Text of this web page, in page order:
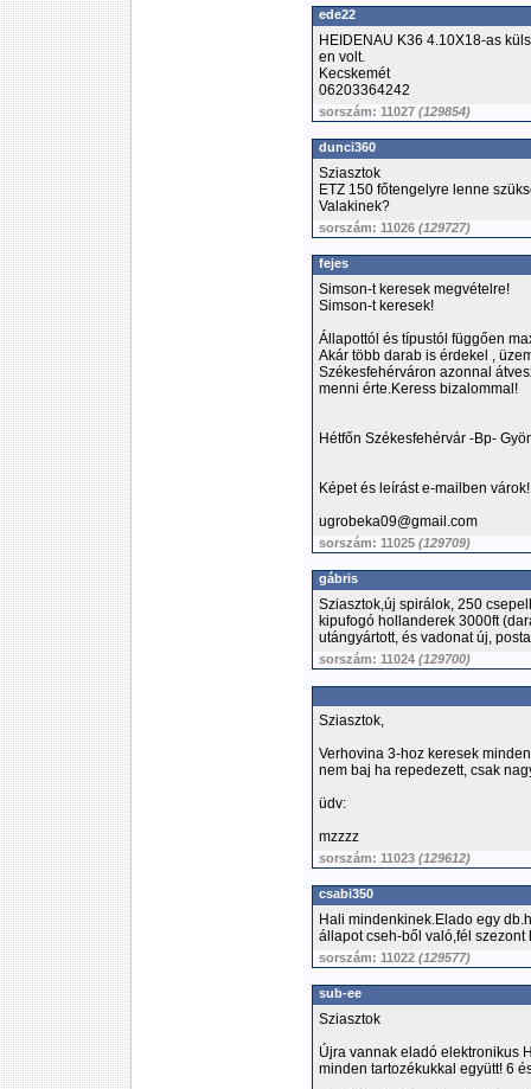
ede22
HEIDENAU K36 4.10X18-as
en volt.
Kecskemét
06203364242
sorszám: 11027 (129854)
dunci360
Sziasztok
ETZ 150 főtengelyre lenne
Valakinek?
sorszám: 11026 (129727)
fejes
Simson-t keresek megvételre!
Simson-t keresek!
Állapottól és típustól függően
Akár több darab is érdekel ,
Székesfehérváron azonnal
menni érte.Keress bizalommal!
Hétfőn Székesfehérvár -Bp-
Képet és leírást e-mailben várok!
ugrobeka09@gmail.com
sorszám: 11025 (129709)
gábris
Sziasztok,új spirálok, 250
kipufogó hollanderek 3000ft
utángyártott, és vadonat új,
sorszám: 11024 (129700)
Sziasztok,
Verhovina 3-hoz keresek
nem baj ha repedezett, csak
üdv:
mzzzz
sorszám: 11023 (129612)
csabi350
Hali mindenkinek.Elado egy
állapot cseh-ből való,fél szezont
sorszám: 11022 (129577)
sub-ee
Sziasztok
Újra vannak eladó elektronikus
minden tartozékukkal együtt! 6